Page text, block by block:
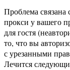
Проблема связана
прокси у вашего
для гостя
то, что вы
с урезанными
Лечится